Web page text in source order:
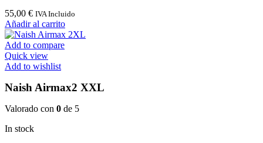
55,00 € IVA Incluido
Añadir al carrito
Add to compare
Quick view
Add to wishlist
Naish Airmax2 XXL
Valorado con 0 de 5
In stock